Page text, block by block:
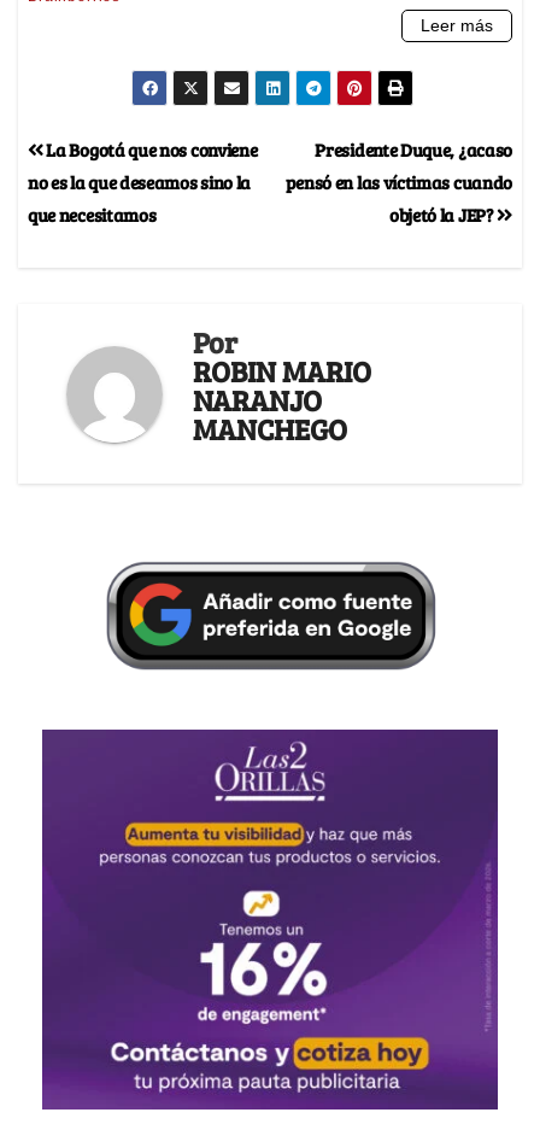
Presidente Duque, ¿acaso
pensó en las víctimas cuando
objetó la JEP?
La Bogotá que nos conviene
no es la que deseamos sino la
que necesitamos
Por
ROBIN MARIO
NARANJO
MANCHEGO